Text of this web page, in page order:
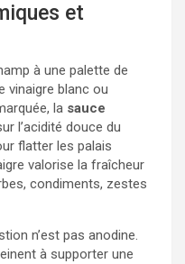
et
à une palette de
vinaigre blanc ou
la sauce
l’acidité douce du
flatter les palais
valorise la fraîcheur
condiments, zestes
n’est pas anodine.
à supporter une